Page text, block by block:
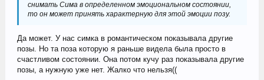
снимать Сима в определенном эмоциональном состоянии,
то он может принять характерную для этой эмоции позу.
Да может. У нас симка в романтическом показывала другие
позы. Но та поза которую я раньше видела была просто в
счастливом состоянии. Она потом кучу раз показывала другие
позы, а нужную уже нет. Жалко что нельзя((